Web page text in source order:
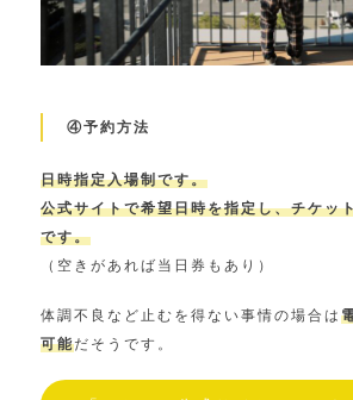
④予約方法
日時指定入場制です。
公式サイトで希望日時を指定し、チケッ
です。
（空きがあれば当日券もあり）
体調不良など止むを得ない事情の場合は
可能だそうです。